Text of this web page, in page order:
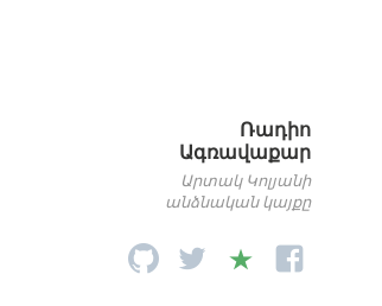
Ռադիո
Ագռավաքար
Արտակ Կոլյանի
անձնական կայքը